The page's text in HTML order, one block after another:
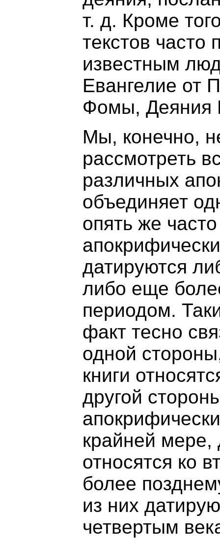
т. д. Кроме
текстов часто
известным
Евангелие от
Фомы, Деяния
Мы, конечно,
рассмотреть
различных
объединяет
опять же
датируются
либо еще
периодом.
факт тесно
одной
книги
другой
крайней
относятся ко
более
из них
четвертым